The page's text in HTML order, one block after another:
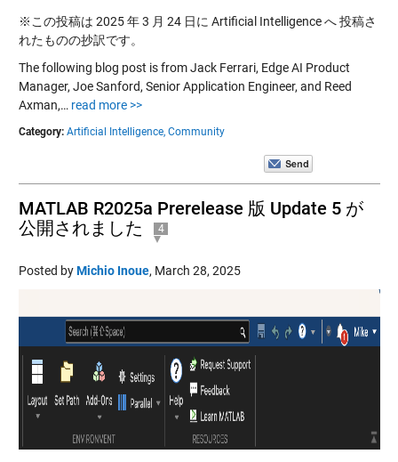
※この投稿は 2025 年 3 月 24 日に Artificial Intelligence へ 投稿さ
れたものの抄訳です。
The following blog post is from Jack Ferrari, Edge AI Product
Manager, Joe Sanford, Senior Application Engineer, and Reed
Axman,… read more >>
Category: Artificial Intelligence, Community
MATLAB R2025a Prerelease 版 Update 5 が
公開されました
4
Posted byMichio Inoue, March 28, 2025